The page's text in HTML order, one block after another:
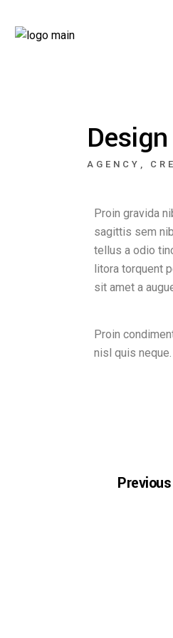
AGENCY
Proin gravida
sagittis sem
tellus a odio
litora torquent
sit amet a
Proin
nisl quis